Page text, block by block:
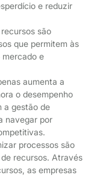
e reduzir
são
que permitem às
mercado e
aumenta a
o desempenho
a gestão de
navegar por
processos são
recursos. Através
as empresas